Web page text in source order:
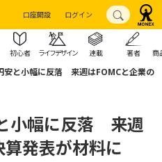
口座開設 ログイン
初心者 ライフデザイン 連載 著者 商
安と小幅に反落 来週はFOMCと企業の
小幅に反落 来週
発表が材料に